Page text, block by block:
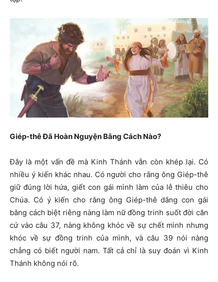
Giép-thê Đã Hoàn Nguyện Bằng Cách Nào?
Đây là một vấn đề mà Kinh Thánh vẫn còn khép lại. Có
nhiều ý kiến khác nhau. Có người cho rằng ông Giép-thê
giữ đúng lời hứa, giết con gái mình làm của lễ thiêu cho
Chúa. Có ý kiến cho rằng ông Giép-thê dâng con gái
bằng cách biệt riêng nàng làm nữ đồng trinh suốt đời căn
cứ vào câu 37, nàng không khóc về sự chết mình nhưng
khóc về sự đồng trinh của mình, và câu 39 nói nàng
chẳng có biết người nam. Tất cả chỉ là suy đoán vì Kinh
Thánh không nói rõ.